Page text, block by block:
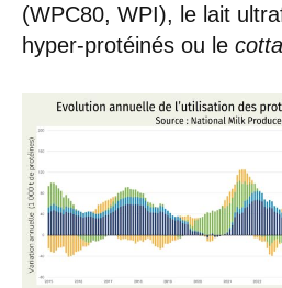
(WPC80, WPI), le lait
hyper-protéinés ou le